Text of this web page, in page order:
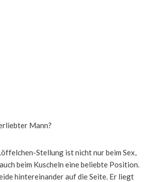
Mann?
Stellung ist nicht nur beim Sex,
beim Kuscheln eine beliebte Position.
hintereinander auf die Seite. Er liegt